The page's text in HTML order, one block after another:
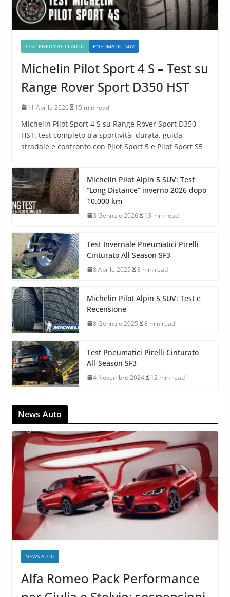
TEST PNEUMATICI AUTO PNEUMATICI SUV
Michelin Pilot Sport 4 S – Test su
Range Rover Sport D350 HST
11 Aprile 2026 15 min read
Michelin Pilot Sport 4 S su Range Rover Sport D350
HST: test completo tra sportività, durata, guida
stradale e confronto con Pilot Sport 5 e Pilot Sport S5
Michelin Pilot Alpin 5 SUV: Test
“Long Distance” inverno 2026 dopo
10.000 km
3 Gennaio 2026 13 min read
Test Invernale Pneumatici Pirelli
Cinturato All Season SF3
8 Aprile 2025 8 min read
Michelin Pilot Alpin 5 SUV: Test e
Recensione
8 Gennaio 2025 8 min read
Test Pneumatici Pirelli Cinturato
All-Season SF3
4 Novembre 2024 12 min read
News Auto
NEWS AUTO
Alfa Romeo Pack Performance